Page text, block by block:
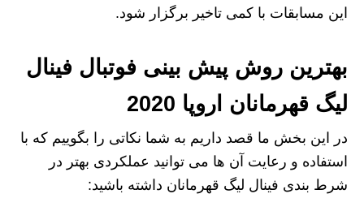
این مسابقات با کمی تاخیر برگزار شود.
بهترین روش پیش بینی فوتبال فینال
لیگ قهرمانان اروپا 2020
در این بخش ما قصد داریم به شما نکاتی را بگوییم که با
استفاده و رعایت آن ها می توانید عملکردی بهتر در
شرط بندی فینال لیگ قهرمانان داشته باشید: